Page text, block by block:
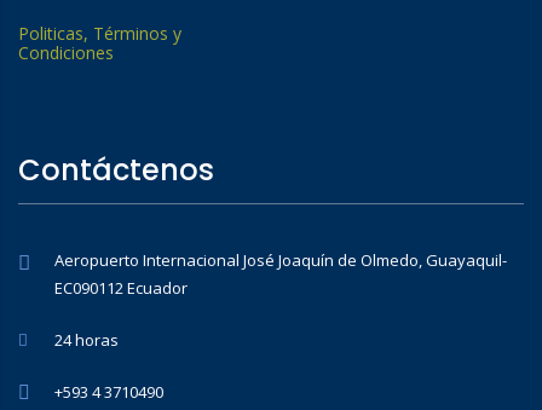
Politicas, Términos y
Condiciones
Contáctenos
Aeropuerto Internacional José Joaquín de Olmedo, Guayaquil-
EC090112 Ecuador
24 horas
+593 4 3710490